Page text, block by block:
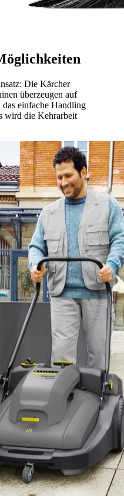
Die Kärcher
überzeugen auf
einfache Handling
wird die Kehrarbeit